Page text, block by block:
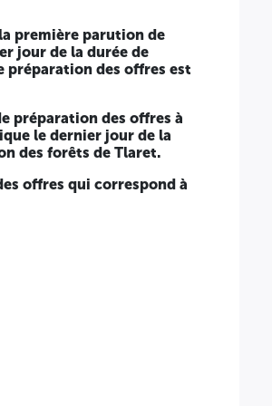
première parution de
jour de la durée de
préparation des offres est
préparation des offres à
le dernier jour de la
des forêts de Tlaret.
offres qui correspond à